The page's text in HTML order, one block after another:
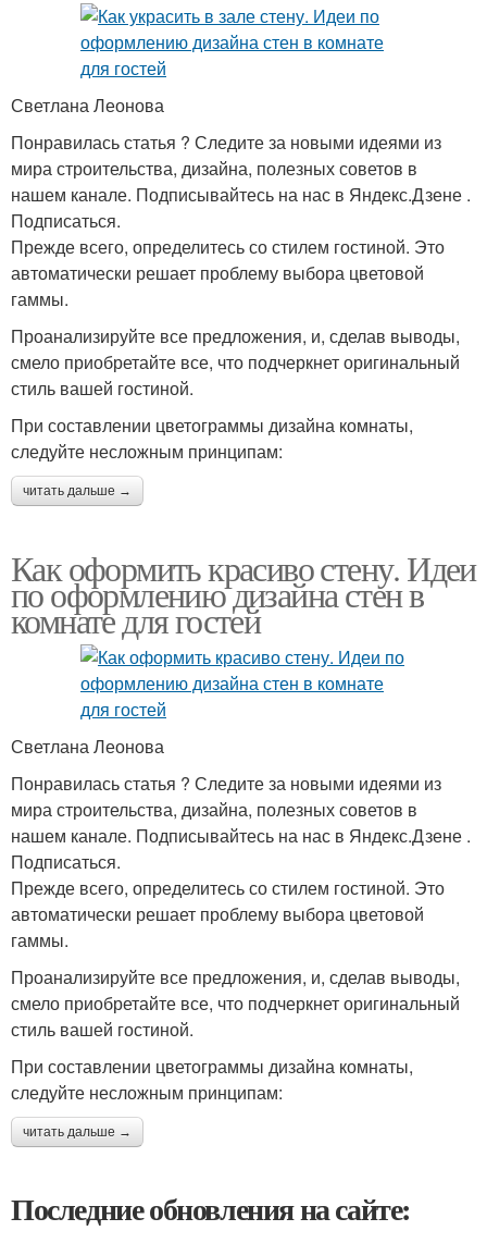
Светлана Леонова
Понравилась статья ? Следите за новыми идеями из
мира строительства, дизайна, полезных советов в
нашем канале. Подписывайтесь на нас в Яндекс.Дзене .
Подписаться.
Прежде всего, определитесь со стилем гостиной. Это
автоматически решает проблему выбора цветовой
гаммы.
Проанализируйте все предложения, и, сделав выводы,
смело приобретайте все, что подчеркнет оригинальный
стиль вашей гостиной.
При составлении цветограммы дизайна комнаты,
следуйте несложным принципам:
читать дальше →
Как оформить красиво стену. Идеи
по оформлению дизайна стен в
комнате для гостей
Светлана Леонова
Понравилась статья ? Следите за новыми идеями из
мира строительства, дизайна, полезных советов в
нашем канале. Подписывайтесь на нас в Яндекс.Дзене .
Подписаться.
Прежде всего, определитесь со стилем гостиной. Это
автоматически решает проблему выбора цветовой
гаммы.
Проанализируйте все предложения, и, сделав выводы,
смело приобретайте все, что подчеркнет оригинальный
стиль вашей гостиной.
При составлении цветограммы дизайна комнаты,
следуйте несложным принципам:
читать дальше →
Последние обновления на сайте: